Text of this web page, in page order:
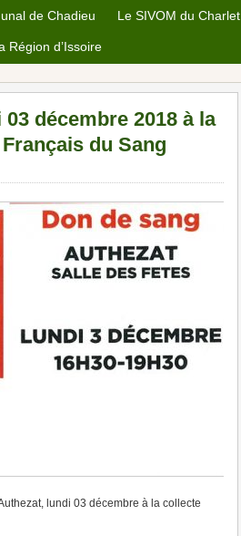
de Chadieu Le SIVOM du Charlet
Région d’Issoire
décembre 2018 à la
du Sang
lundi 03 décembre à la collecte